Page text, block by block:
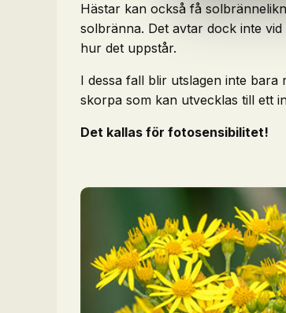
Hästar kan också få
solbränna. Det avtar dock inte
hur det uppstår.
I dessa fall blir utslagen inte
skorpa som kan utvecklas till ett
Det kallas för fotosensibilitet!